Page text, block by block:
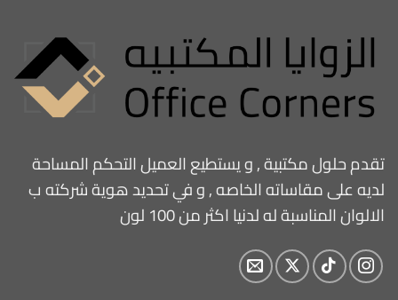
تقدم حلول مكتبية , و يستطيع العميل التحكم المساحة
لديه على مقاساته الخاصه , و في تحديد هوية شركته ب
الالوان المناسبة له لدنيا اكثر من 100 لون